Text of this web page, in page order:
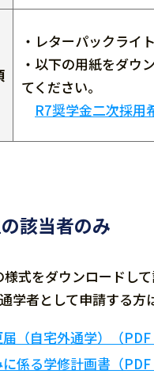
・レターパックライ
・以下の用紙をダウ
てください。
R7奨学金二次採用
該当者のみ
式をダウンロードし
学者として申請する方
（自宅外通学）（PDF
係る学修計画書（PDF